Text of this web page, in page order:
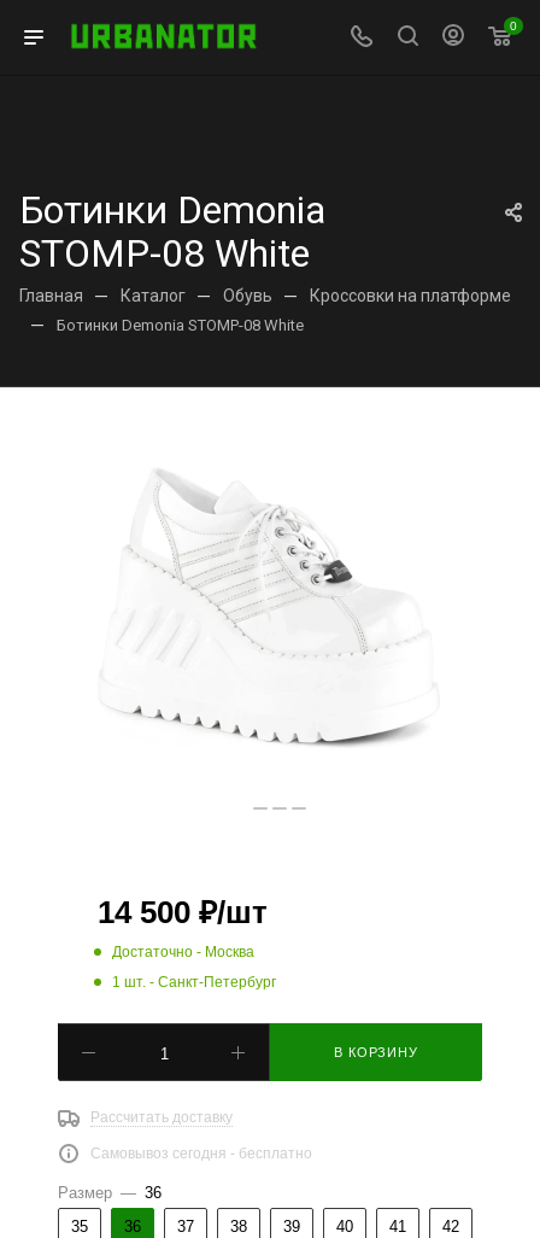
0
Ботинки Demonia
STOMP-08 White
Главная — Каталог — Обувь — Кроссовки на платформе
— Ботинки Demonia STOMP-08 White
14 500 ₽/шт
Достаточно - Москва
1 шт. - Санкт-Петербург
В КОРЗИНУ
Рассчитать доставку
Самовывоз сегодня - бесплатно
Размер — 36
35
36 37 38 39 40 41 42